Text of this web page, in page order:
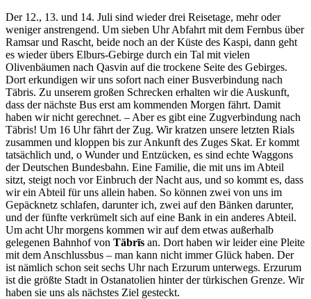
Der 12., 13. und 14. Juli sind wieder drei Reisetage, mehr oder
weniger anstrengend. Um sieben Uhr Abfahrt mit dem Fernbus über
Ramsar und Rascht, beide noch an der Küste des Kaspi, dann geht
es wieder übers Elburs-Gebirge durch ein Tal mit vielen
Olivenbäumen nach Qasvin auf die trockene Seite des Gebirges.
Dort erkundigen wir uns sofort nach einer Busverbindung nach
Täbris. Zu unserem großen Schrecken erhalten wir die Auskunft,
dass der nächste Bus erst am kommenden Morgen fährt. Damit
haben wir nicht gerechnet. – Aber es gibt eine Zugverbindung nach
Täbris! Um 16 Uhr fährt der Zug. Wir kratzen unsere letzten Rials
zusammen und kloppen bis zur Ankunft des Zuges Skat. Er kommt
tatsächlich und, o Wunder und Entzücken, es sind echte Waggons
der Deutschen Bundesbahn. Eine Familie, die mit uns im Abteil
sitzt, steigt noch vor Einbruch der Nacht aus, und so kommt es, dass
wir ein Abteil für uns allein haben. So können zwei von uns im
Gepäcknetz schlafen, darunter ich, zwei auf den Bänken darunter,
und der fünfte verkrümelt sich auf eine Bank in ein anderes Abteil.
Um acht Uhr morgens kommen wir auf dem etwas außerhalb
gelegenen Bahnhof von Täbrīs an. Dort haben wir leider eine Pleite
mit dem Anschlussbus – man kann nicht immer Glück haben. Der
ist nämlich schon seit sechs Uhr nach Erzurum unterwegs. Erzurum
ist die größte Stadt in Ostanatolien hinter der türkischen Grenze. Wir
haben sie uns als nächstes Ziel gesteckt.